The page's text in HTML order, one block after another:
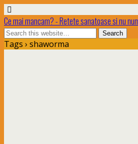
Ce mai mancam? - Retete sanatoase si nu
Tags › shaworma